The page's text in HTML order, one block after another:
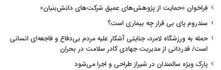
فراخوان «حمایت از پژوهش‌های عمیق شرکت‌های دانش‌بنیان»
سندروم پای بی قرار چه بیماری است؟
حمله به ورزشگاه لامرد، جنایتی آشکار علیه مردم بی‌دفاع و فاجعه‌ای انسانی
است/ قدردانی از مدیریت جهادی کادر سلامت در بحران
پارک ویژه سالمندان در شیراز طراحی و اجرا می‌شود